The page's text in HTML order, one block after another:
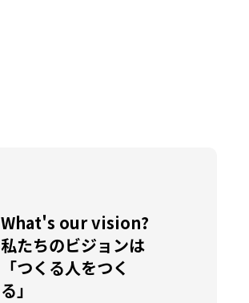
What's our vision?
私たちのビジョンは
「つくる人をつく
る」